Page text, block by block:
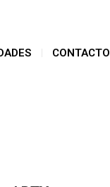
CONTACTO